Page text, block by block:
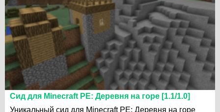
Сид для Minecraft PE: Деревня на горе [1.1/1.0]
Уникальный сид для Minecraft PE: Деревня на горе